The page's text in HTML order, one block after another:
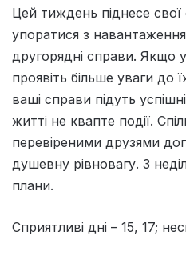
Цей тиждень пiднесе
упоратися з
другоряднi справи. Якщо
проявiть бiльше уваги до
вашi справи пiдуть
життi не квапте подiї.
перевiреними друзями
душевну рiвновагу. З
плани.
Сприятливi днi – 15, 17;